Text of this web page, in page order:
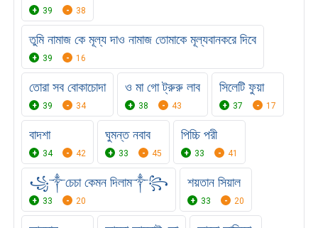
39 38
তুমি নামাজ কে মূল্য দাও নামাজ তোমাকে মূল্যবানকরে দিবে
39 16
তোরা সব বোকাচোদা
39 34
ও মা গো ট্রুরু লাব
38 43
সিলেটি ফুয়া
37 17
বাদশা
34 42
ঘুমন্ত নবাব
33 45
পিচ্চি পরী
33 41
꧁༒চেচা কেমন দিলাম༒꧂
33 20
শয়তান সিয়াল
33 20